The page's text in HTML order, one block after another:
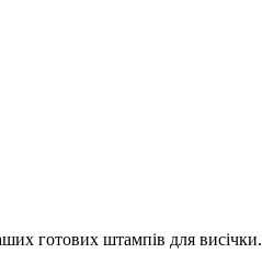
готових штампів для висічки.